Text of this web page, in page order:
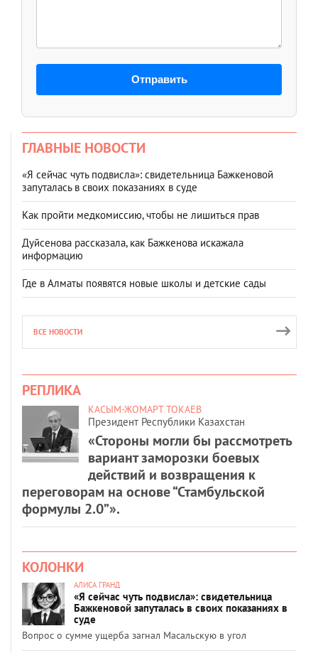
Отправить
ГЛАВНЫЕ НОВОСТИ
«Я сейчас чуть подвисла»: свидетельница Бажкеновой
запуталась в своих показаниях в суде
Как пройти медкомиссию, чтобы не лишиться прав
Дуйсенова рассказала, как Бажкенова искажала
информацию
Где в Алматы появятся новые школы и детские сады
ВСЕ НОВОСТИ
РЕПЛИКА
КАСЫМ-ЖОМАРТ ТОКАЕВ
Президент Республики Казахстан
«Стороны могли бы рассмотреть
вариант заморозки боевых
действий и возвращения к
переговорам на основе “Стамбульской
формулы 2.0”».
КОЛОНКИ
АЛИСА ГРАНД
«Я сейчас чуть подвисла»: свидетельница
Бажкеновой запуталась в своих показаниях в
суде
Вопрос о сумме ущерба загнал Масальскую в угол